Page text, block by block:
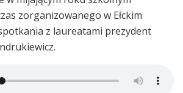
zorganizowanego w Ełckim
z laureatami prezydent